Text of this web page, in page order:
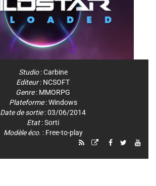
Studio:Carbine
Editeur: NCSOFT
Genre: MMORPG
Plateforme:Windows
Date de sortie: 03/06/2014
Etat: Sorti
Modèle éco. : Free-to-play